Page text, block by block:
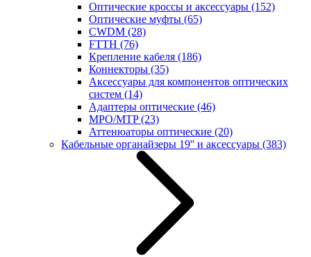
Оптические кроссы и аксессуары (152)
Оптические муфты (65)
CWDM (28)
FTTH (76)
Крепление кабеля (186)
Коннекторы (35)
Аксессуары для компонентов оптических
систем (14)
Адаптеры оптические (46)
MPO/MTP(23)
Аттенюаторы оптические (20)
Кабельные органайзеры 19'' и аксессуары (383)